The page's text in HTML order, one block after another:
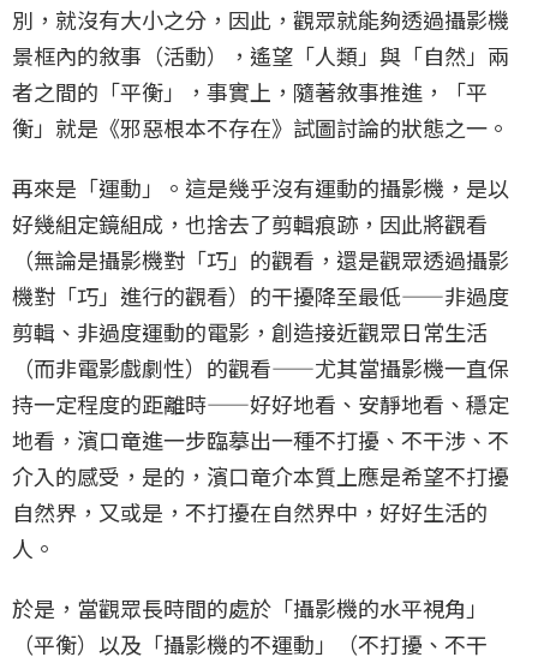
別，就沒有大小之分，因此，觀眾就能夠透過攝影機
景框內的敘事（活動），遙望「人類」與「自然」兩
者之間的「平衡」，事實上，隨著敘事推進，「平
衡」就是《邪惡根本不存在》試圖討論的狀態之一。
再來是「運動」。這是幾乎沒有運動的攝影機，是以
好幾組定鏡組成，也捨去了剪輯痕跡，因此將觀看
（無論是攝影機對「巧」的觀看，還是觀眾透過攝影
機對「巧」進行的觀看）的干擾降至最低——非過度
剪輯、非過度運動的電影，創造接近觀眾日常生活
（而非電影戲劇性）的觀看——尤其當攝影機一直保
持一定程度的距離時——好好地看、安靜地看、穩定
地看，濱口竜進一步臨摹出一種不打擾、不干涉、不
介入的感受，是的，濱口竜介本質上應是希望不打擾
自然界，又或是，不打擾在自然界中，好好生活的
人。
於是，當觀眾長時間的處於「攝影機的水平視角」
（平衡）以及「攝影機的不運動」（不打擾、不干